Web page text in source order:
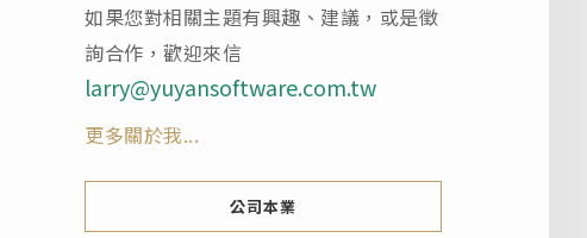
如果您對相關主題有興趣、建議，或是徵
詢合作，歡迎來信
larry@yuyansoftware.com.tw
更多關於我...
公司本業